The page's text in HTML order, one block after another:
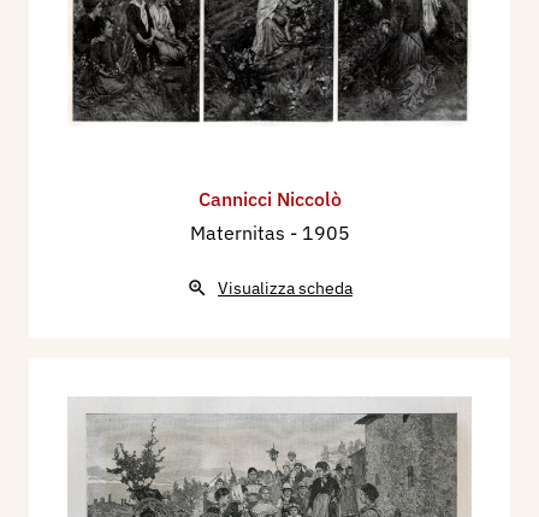
Cannicci Niccolò
Maternitas - 1905
Visualizza scheda